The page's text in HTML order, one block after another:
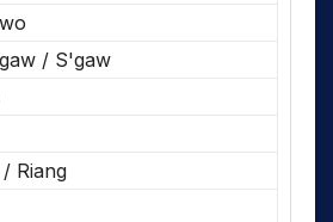
/ S'gaw
Riang